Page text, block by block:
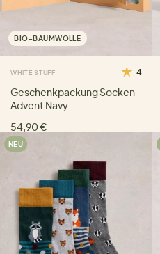
BIO-BAUMWOLLE
WHITE STUFF 4
Geschenkpackung Socken
Advent Navy
54,90 €
NEU